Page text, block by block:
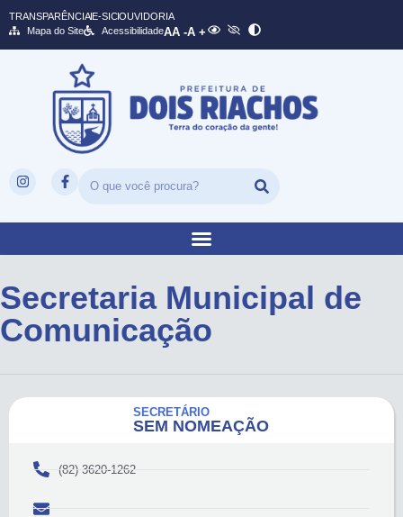
TRANSPARÊNCIAE-SICOUVIDORIA
Mapa do Site
AcessibilidadeAA -A +
Secretaria Municipal de
Comunicação
SECRETÁRIO
SEM NOMEAÇÃO
(82) 3620-1262